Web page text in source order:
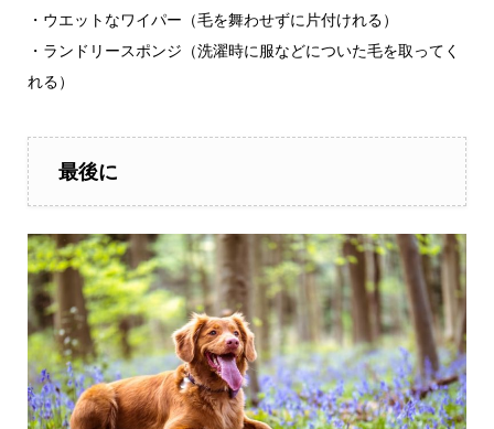
・ウエットなワイパー（毛を舞わせずに片付けれる）
・ランドリースポンジ（洗濯時に服などについた毛を取ってく
れる）
最後に